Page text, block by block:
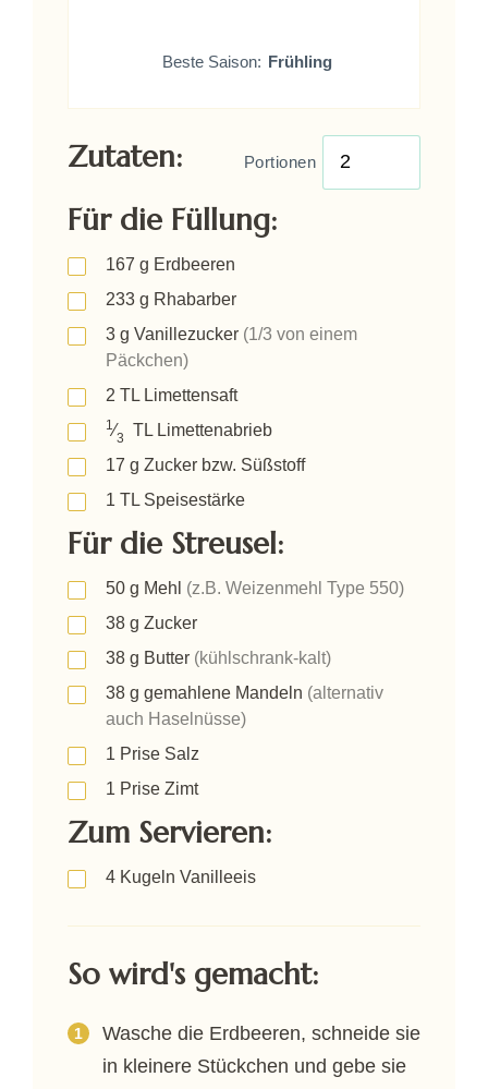
Beste Saison: Frühling
Zutaten: Portionen
Für die Füllung:
167 g Erdbeeren
233 g Rhabarber
3 g Vanillezucker (1/3 von einem
Päckchen)
2 TL Limettensaft
1 ⁄3 TL Limettenabrieb
17 g Zucker bzw. Süßstoff
1 TL Speisestärke
Für die Streusel:
50 g Mehl (z.B. Weizenmehl Type 550)
38 g Zucker
38 g Butter (kühlschrank-kalt)
38 g gemahlene Mandeln (alternativ
auch Haselnüsse)
1 Prise Salz
1 Prise Zimt
Zum Servieren:
4 Kugeln Vanilleeis
So wird's gemacht:
Wasche die Erdbeeren, schneide sie
in kleinere Stückchen und gebe sie